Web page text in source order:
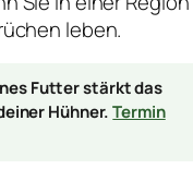
leben.
Futter stärkt das
Hühner. Termin